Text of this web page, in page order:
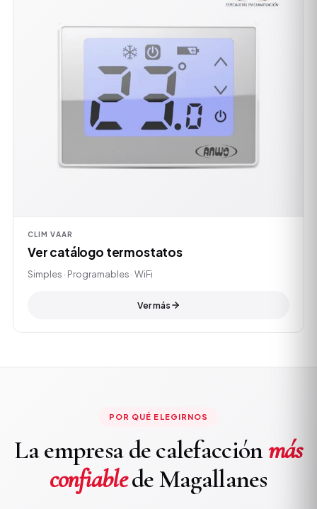
CLIM VAAR
Ver catálogo termostatos
Simples · Programables · WiFi
Ver más
POR QUÉ ELEGIRNOS
La empresa de calefacciónmás
confiablede Magallanes